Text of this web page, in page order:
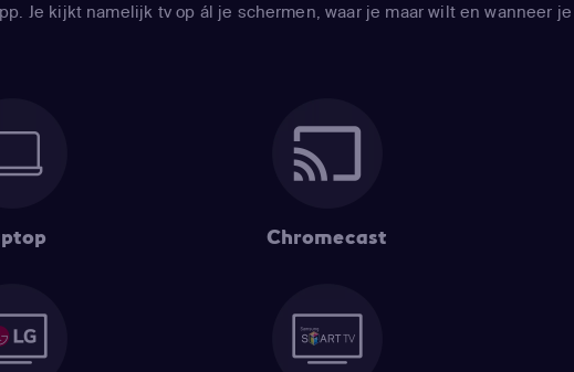
Je kijkt namelijk tv op ál je schermen, waar je maar wilt en wanneer
Chromecast